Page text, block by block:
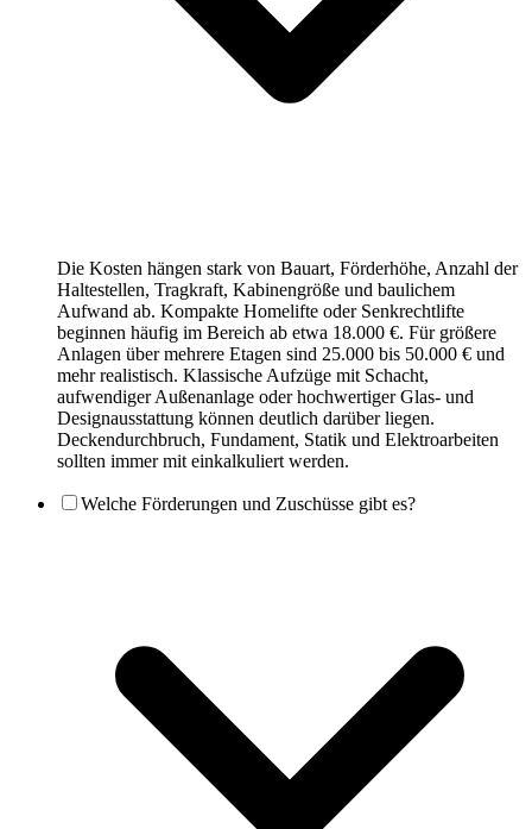
Die Kosten hängen stark von Bauart, Förderhöhe, Anzahl der
Haltestellen, Tragkraft, Kabinengröße und baulichem
Aufwand ab. Kompakte Homelifte oder Senkrechtlifte
beginnen häufig im Bereich ab etwa 18.000 €. Für größere
Anlagen über mehrere Etagen sind 25.000 bis 50.000 € und
mehr realistisch. Klassische Aufzüge mit Schacht,
aufwendiger Außenanlage oder hochwertiger Glas- und
Designausstattung können deutlich darüber liegen.
Deckendurchbruch, Fundament, Statik und Elektroarbeiten
sollten immer mit einkalkuliert werden.
Welche Förderungen und Zuschüsse gibt es?